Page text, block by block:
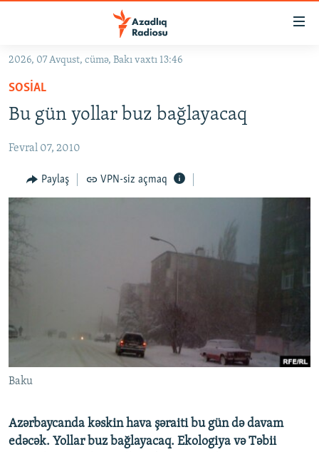
Əsas
qayıt
Əsas
naviqasiyaya
qayıt
GÜNDƏM
KORRUPSIOMETR
#ƏSLINDƏ
FƏRQƏ BAX
QANUNI DOĞRU
ARAŞDIRMA
İNFOQRAFIKA
AZƏRBAYCAN ƏDƏBIYYATI KITABXANASI
İSLAM VƏ DEMOKRATIYA
İZ - MƏDƏNIYYƏT PROQRAMI
MISSIYAMIZ
PEŞƏ ETIKASI VƏ JURNALISTIKA STANDARTLARIMIZ
MATERIALLARIMIZDAN ISTIFADƏ
BIZIMLƏ ƏLAQƏ
2026, 07 Avqust, cümə, Bakı vaxtı 13:46
SOSIAL
Bu gün yollar buz bağlayacaq
Fevral 07, 2010
Paylaş VPN-siz açmaq
Baku
Azərbaycanda kəskin hava şəraiti bu gün də davam
edəcək. Yollar buz bağlayacaq. Ekologiya və Təbii